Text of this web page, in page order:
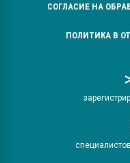
СОГЛАСИЕ НА
ПОЛИТИКА В